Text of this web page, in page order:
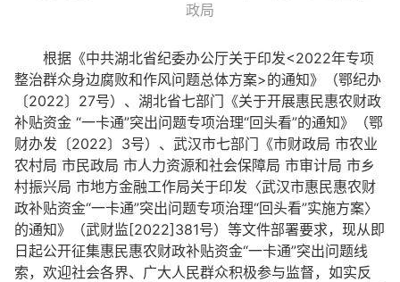
政局
根据《中共湖北省纪委办公厅关于印发<2022年专项
整治群众身边腐败和作风问题总体方案>的通知》（鄂纪办
〔2022〕27号）、湖北省七部门《关于开展惠民惠农财政
补贴资金 “一卡通”突出问题专项治理“回头看”的通知》（鄂
财办发〔2022〕3号）、武汉市七部门《市财政局 市农业
农村局 市民政局 市人力资源和社会保障局 市审计局 市乡
村振兴局 市地方金融工作局关于印发〈武汉市惠民惠农财
政补贴资金“一卡通”突出问题专项治理“回头看”实施方案〉
的通知》（武财监[2022]381号）等文件部署要求，现从即
日起公开征集惠民惠农财政补贴资金“一卡通”突出问题线
索，欢迎社会各界、广大人民群众积极参与监督，如实反